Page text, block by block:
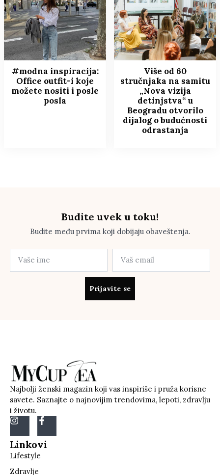
#modna inspiracija:
Office outfit-i koje
možete nositi i posle
posla
Više od 60
stručnjaka na samitu
„Nova vizija
detinjstva“ u
Beogradu otvorilo
dijalog o budućnosti
odrastanja
Budite uvek u toku!
Budite među prvima koji dobijaju obaveštenja.
Prijavite se
Najbolji ženski magazin koji vas inspiriše i pruža korisne
savete. Saznajte o najnovijim trendovima, lepoti, zdravlju
i životu.
Linkovi
Lifestyle
Zdravlje